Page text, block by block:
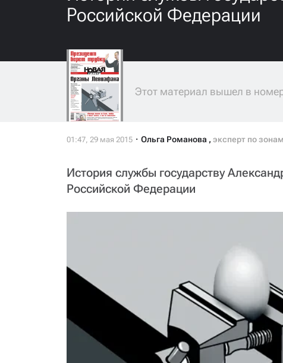
Российской Федерации
Этот материал вышел в
Ольга Романова , эксперт по
История службы государству
Российской Федерации